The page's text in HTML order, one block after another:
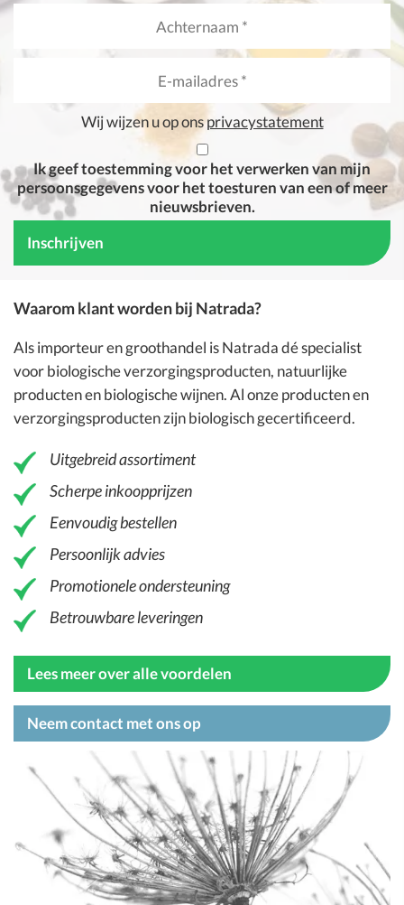
Wij wijzen u op onsprivacystatement
Ik geef toestemming voor het verwerken van mijn
persoonsgegevens voor het toesturen van een of meer
nieuwsbrieven.
Waarom klant worden bij Natrada?
Als importeur en groothandel isNatradadé specialist
voorbiologische verzorgingsproducten, natuurlijke
producten enbiologische wijnen. Al onze producten en
verzorgingsproducten zijn biologisch gecertificeerd.
Uitgebreid assortiment
Scherpe inkoopprijzen
Eenvoudig bestellen
Persoonlijk advies
Promotionele ondersteuning
Betrouwbare leveringen
Lees meer over alle voordelen
Neem contact met ons op